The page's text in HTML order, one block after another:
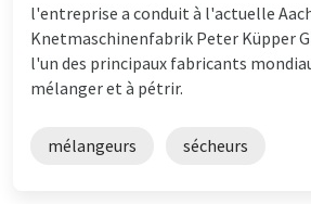
l'entreprise a conduit à l'actuelle
Knetmaschinenfabrik Peter Küpper
l'un des principaux fabricants
mélanger et à pétrir.
mélangeurs sécheurs